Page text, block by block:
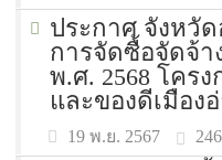
ประกาศ จังหวัด
การจัดซื้อจัดจ้า
พ.ศ. 2568 โคร
และของดีเมือง
19 พ.ย. 2567 246